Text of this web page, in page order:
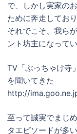
で、しかし実家の
ために奔走してお
それでこそ、我ら
ント坊主になって
TV「ぶっちゃけ寺
を聞いてきた
http://
至って誠実でまじ
タエピソードが多